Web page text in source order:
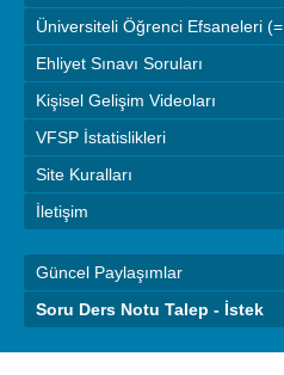
Üniversiteli Öğrenci Efsaneleri (=
Ehliyet Sınavı Soruları
Kişisel Gelişim Videoları
VFSP İstatislikleri
Site Kuralları
İletişim
Güncel Paylaşımlar
Soru Ders Notu Talep - İstek